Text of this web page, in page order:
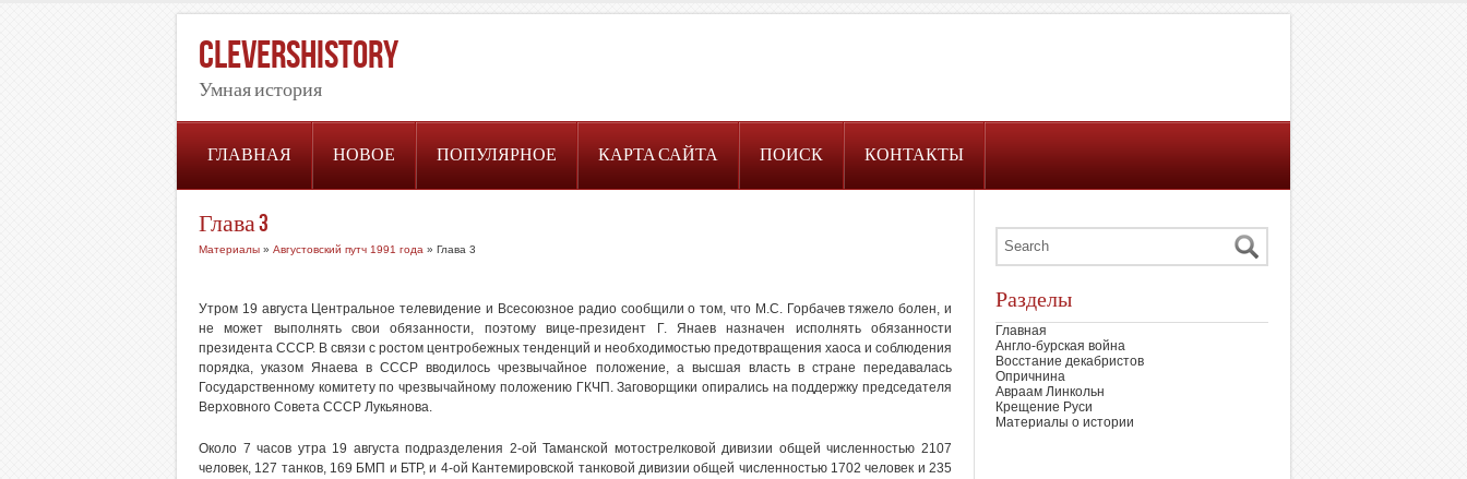
CleversHistory
Умная история
ГЛАВНАЯ НОВОЕ ПОПУЛЯРНОЕ КАРТА САЙТА ПОИСК КОНТАКТЫ
Глава 3
Материалы » Августовский путч 1991 года » Глава 3
Утром 19 августа Центральное телевидение и Всесоюзное радио сообщили о том, что М.С. Горбачев тяжело болен, и
не может выполнять свои обязанности, поэтому вице-президент Г. Янаев назначен исполнять обязанности
президента СССР. В связи с ростом центробежных тенденций и необходимостью предотвращения хаоса и соблюдения
порядка, указом Янаева в СССР вводилось чрезвычайное положение, а высшая власть в стране передавалась
Государственному комитету по чрезвычайному положению ГКЧП. Заговорщики опирались на поддержку председателя
Верховного Совета СССР Лукьянова.
Около 7 часов утра 19 августа подразделения 2-ой Таманской мотострелковой дивизии общей численностью 2107
человек, 127 танков, 169 БМП и БТР, и 4-ой Кантемировской танковой дивизии общей численностью 1702 человек и 235
Разделы
Главная
Англо-бурская война
Восстание декабристов
Опричнина
Авраам Линкольн
Крещение Руси
Материалы о истории